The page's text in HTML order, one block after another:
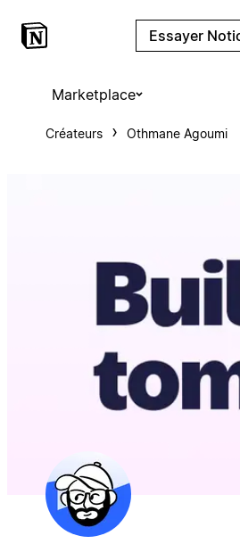
Essayer
Marketplace
Créateurs Othmane Agoumi